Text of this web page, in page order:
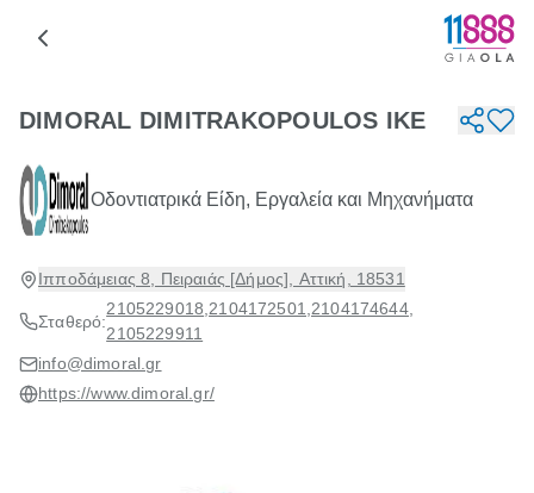
DIMORAL DIMITRAKOPOULOS ΙΚΕ
Οδοντιατρικά Είδη, Εργαλεία και Μηχανήματα
Ιπποδάμειας 8, Πειραιάς [Δήμος], Αττική, 18531
Σταθερό:
2105229018 2104172501 2104174644,
2105229911
info@dimoral.gr
https://www.dimoral.gr/